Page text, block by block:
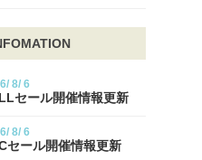
8/ 6
セール開催情報更新
8/ 6
セール開催情報更新